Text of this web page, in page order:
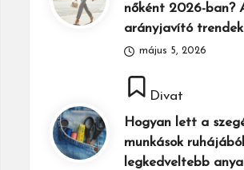
nőként 2026-ban?
arányjavító trendek
május 5, 2026
Divat
Hogyan lett a
munkások
legkedveltebb